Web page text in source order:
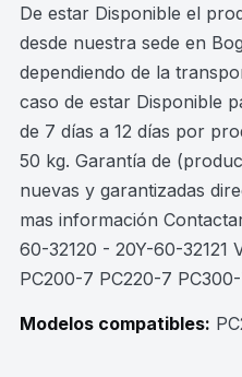
De estar Disponible el
desde nuestra sede en
dependiendo de la
caso de estar Disponible
de 7 días a 12 días por
50 kg. Garantía de
nuevas y garantizadas
mas información
60-32120 - 20Y-60-32121
PC200-7 PC220-7
Modelos compatibles: